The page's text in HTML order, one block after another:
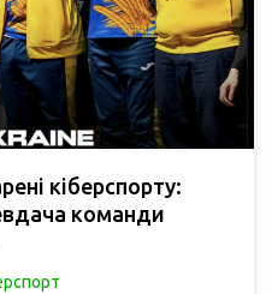
кіберспорту:
команди